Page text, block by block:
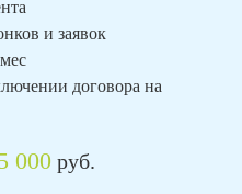
и заявок
договора на
000руб.